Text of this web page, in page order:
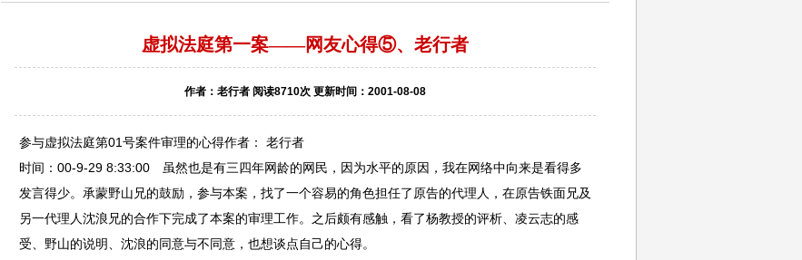
虚拟法庭第一案——网友心得⑤、老行者
作者：老行者 阅读8710次 更新时间：2001-08-08
参与虚拟法庭第01号案件审理的心得作者： 老行者
时间：00-9-29 8:33:00 虽然也是有三四年网龄的网民，因为水平的原因，我在网络中向来是看得多
发言得少。承蒙野山兄的鼓励，参与本案，找了一个容易的角色担任了原告的代理人，在原告铁面兄及
另一代理人沈浪兄的合作下完成了本案的审理工作。之后颇有感触，看了杨教授的评析、凌云志的感
受、野山的说明、沈浪的同意与不同意，也想谈点自己的心得。